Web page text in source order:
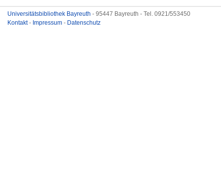
Universitätsbibliothek Bayreuth - 95447 Bayreuth - Tel. 0921/553450
Kontakt- Impressum - Datenschutz